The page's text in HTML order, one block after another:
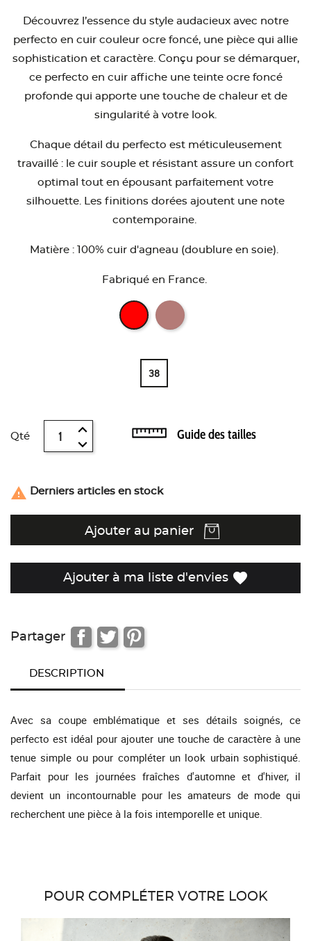
Découvrez l’essence du style audacieux avec notre
perfecto en cuir couleur ocre foncé, une pièce qui allie
sophistication et caractère. Conçu pour se démarquer,
ce perfecto en cuir affiche une teinte ocre foncé
profonde qui apporte une touche de chaleur et de
singularité à votre look.
Chaque détail du perfecto est méticuleusement
travaillé : le cuir souple et résistant assure un confort
optimal tout en épousant parfaitement votre
silhouette. Les finitions dorées ajoutent une note
contemporaine.
Matière : 100% cuir d'agneau (doublure en soie).
Fabriqué en France.
38
Qté Guide des tailles
 Derniers articles en stock
Ajouter au panier
Ajouter à ma liste d'envies favorite
Partager
DESCRIPTION
Avec sa coupe emblématique et ses détails soignés, ce
perfecto est idéal pour ajouter une touche de caractère à une
tenue simple ou pour compléter un look urbain sophistiqué.
Parfait pour les journées fraîches d'automne et d'hiver, il
devient un incontournable pour les amateurs de mode qui
recherchent une pièce à la fois intemporelle et unique.
POUR COMPLÉTER VOTRE LOOK